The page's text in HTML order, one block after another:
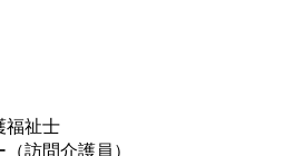
福祉士
訪問介護員）